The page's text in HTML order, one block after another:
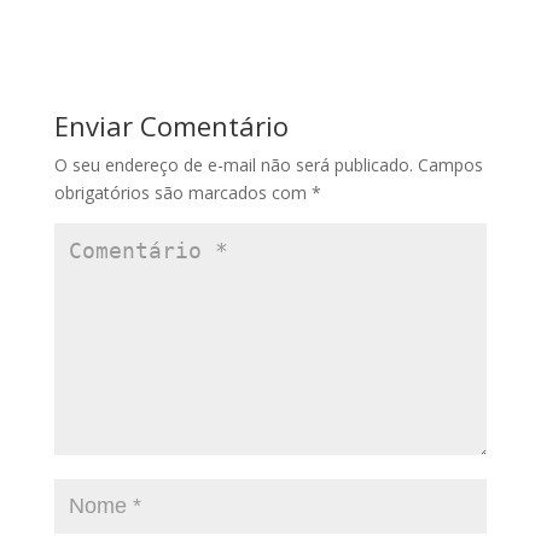
Enviar Comentário
O seu endereço de e-mail não será publicado. Campos
obrigatórios são marcados com *